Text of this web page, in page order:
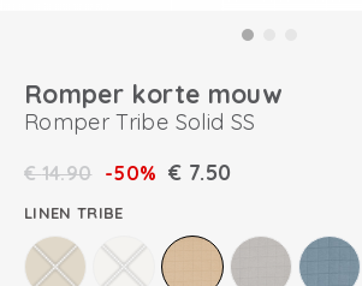
Romper korte mouw
Romper Tribe Solid SS
€14.90 -50% € 7.50
LINEN TRIBE